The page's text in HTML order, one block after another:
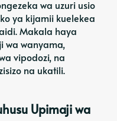
wa uzuri usio
ya kijamii kuelekea
Makala haya
wa wanyama,
vipodozi, na
na ukatili.
Upimaji wa